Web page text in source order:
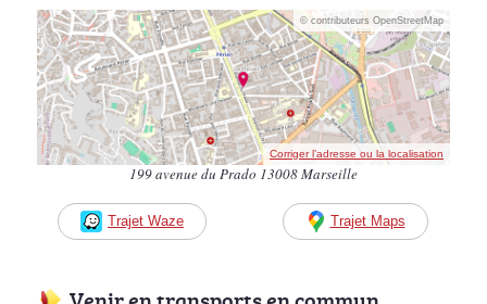
© contributeurs OpenStreetMap
Corriger l’adresse ou la localisation
199 avenue du Prado 13008 Marseille
Trajet Waze Trajet Maps